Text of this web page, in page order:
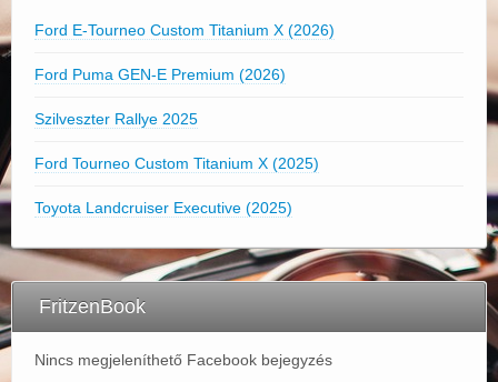
Ford E-Tourneo Custom Titanium X (2026)
Ford Puma GEN-E Premium (2026)
Szilveszter Rallye 2025
Ford Tourneo Custom Titanium X (2025)
Toyota Landcruiser Executive (2025)
FritzenBook
Nincs megjeleníthető Facebook bejegyzés